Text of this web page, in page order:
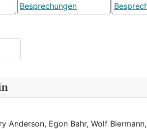
Besprechungen
Anderson, Egon Bahr, Wolf Biermann,